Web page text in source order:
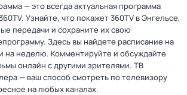
— это всегда актуальная программа
Узнайте, что покажет 360TV в Энгельсе,
передачи и сохраните их свою
Здесь вы найдете расписание на
на неделю. Комментируйте и обсуждайте
онлайн с другими зрителями. ТВ
— ваш способ смотреть по телевизору
на любых каналах.